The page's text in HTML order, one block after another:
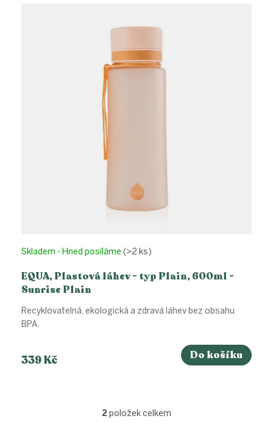
EQUA, Plastová láhev - typ Plain, 600ml -
Sunrise Plain
Skladem - Hned posíláme (>2 ks)
339 Kč Do košíku
Recyklovatelná, ekologická a zdravá láhev bez obsahu
BPA.
O
2položek celkem